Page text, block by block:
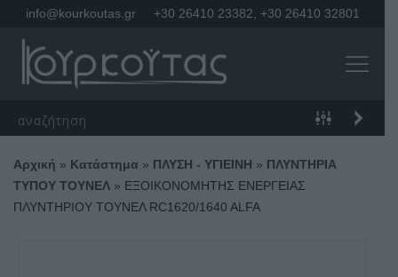
info@kourkoutas.gr +30 26410 23382 +30 26410 32801
Αρχική » Κατάστημα » ΠΛΥΣΗ - ΥΓΙΕΙΝΗ » ΠΛΥΝΤΗΡΙΑ
ΤΥΠΟΥ ΤΟΥΝΕΛ » ΕΞΟΙΚΟΝΟΜΗΤΗΣ ΕΝΕΡΓΕΙΑΣ
ΠΛΥΝΤΗΡΙΟΥ ΤΟΥΝΕΛ RC1620/1640 ALFA